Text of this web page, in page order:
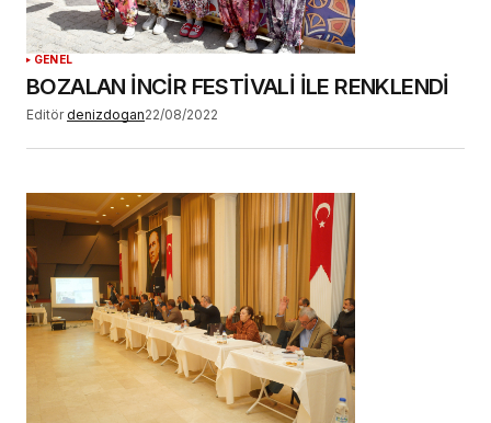
GENEL
BOZALAN İNCİR FESTİVALİ İLE RENKLENDİ
Editör denizdogan22/08/2022